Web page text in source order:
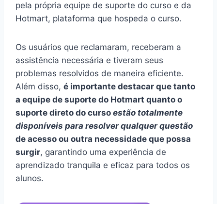
pela própria equipe de suporte do curso e da
Hotmart, plataforma que hospeda o curso.
Os usuários que reclamaram, receberam a
assistência necessária e tiveram seus
problemas resolvidos de maneira eficiente.
Além disso, é importante destacar que tanto
a equipe de suporte do Hotmart quanto o
suporte direto do curso estão totalmente
disponíveis para resolver qualquer questão
de acesso ou outra necessidade que possa
surgir, garantindo uma experiência de
aprendizado tranquila e eficaz para todos os
alunos.